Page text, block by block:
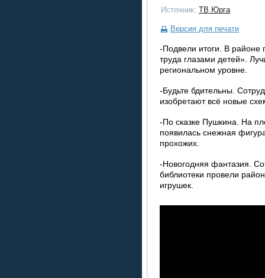
Источник: ТВ Юрга
Версия для печати
-Подвели итоги. В районе
труда глазами детей».
региональном уровне.
-Будьте бдительны.
изобретают всё новые
-По сказке Пушкина. На
появилась снежная
прохожих.
-Новогодняя фантазия.
библиотеки провели
игрушек.